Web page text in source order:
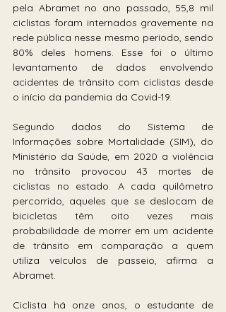
pela Abramet no ano passado, 55,8 mil
ciclistas foram internados gravemente na
rede pública nesse mesmo período, sendo
80% deles homens. Esse foi o último
levantamento de dados envolvendo
acidentes de trânsito com ciclistas desde
o início da pandemia da Covid-19.
Segundo dados do Sistema de
Informações sobre Mortalidade (SIM), do
Ministério da Saúde, em 2020 a violência
no trânsito provocou 43 mortes de
ciclistas no estado. A cada quilômetro
percorrido, aqueles que se deslocam de
bicicletas têm oito vezes mais
probabilidade de morrer em um acidente
de trânsito em comparação a quem
utiliza veículos de passeio, afirma a
Abramet.
Ciclista há onze anos, o estudante de